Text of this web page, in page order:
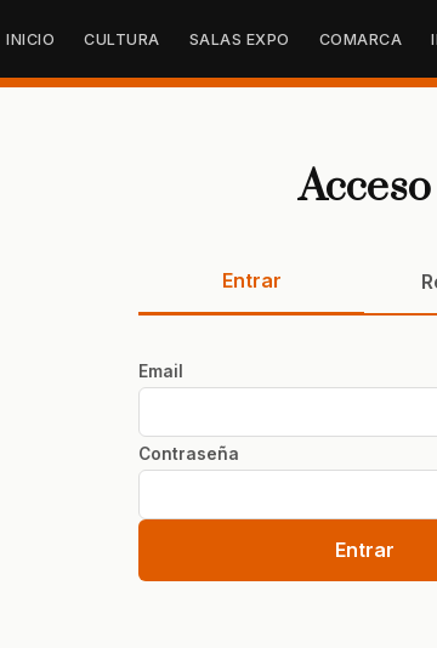
INICIO CULTURA SALAS EXPO COMARCA
Acceso
Entrar
Email
Contraseña
Entrar